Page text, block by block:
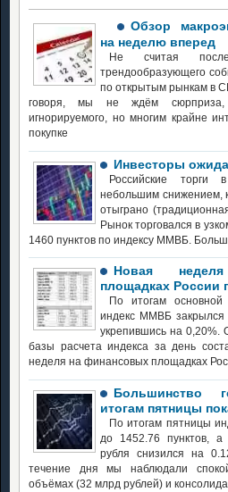
Обзор
на неделю вперед
Не считая
трендообразующего
по открытым рынкам в
говоря, мы не ждём сюрприза,
игнорируемого, но многим крайне
покупке
Инвесторы
Российские торги
небольшим снижением,
отыграно
Рынок торговался в
1460 пунктов по индексу ММВБ.
Новая
площадках России
По итогам основной
индекс ММВБ закрылся
укрепившись на 0,20%.
базы расчета индекса за день
неделя на финансовых площадках
Большинство
итогам пятницы
По итогам пятницы
до 1452.76 пунктов,
рубля снизился на
течение дня мы наблюдали
объёмах (32 млрд рублей) и